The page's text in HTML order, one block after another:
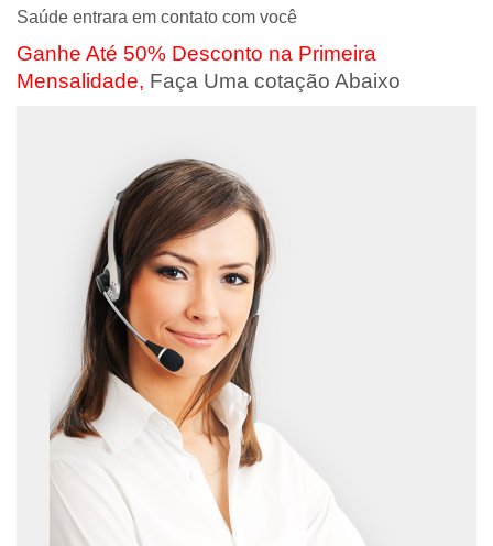
Saúde entrara em contato com você
Ganhe Até 50% Desconto na Primeira
Mensalidade, Faça Uma cotação Abaixo